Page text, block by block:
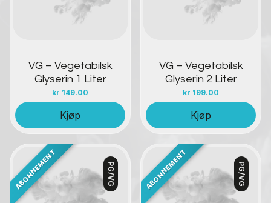
VG – Vegetabilsk
Glyserin 1 Liter
kr 149.00
Kjøp
VG – Vegetabilsk
Glyserin 2 Liter
kr 199.00
Kjøp
PG/VG
Kontakt oss
PG/VG
Kontakt oss